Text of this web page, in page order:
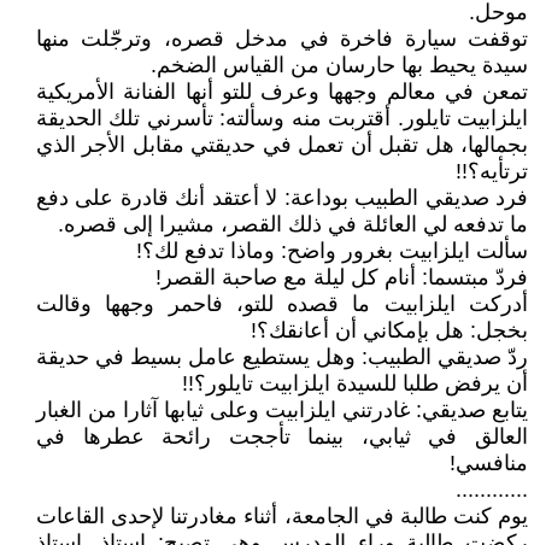
موحل.
توقفت سيارة فاخرة في مدخل قصره، وترجّلت منها
سيدة يحيط بها حارسان من القياس الضخم.
تمعن في معالم وجهها وعرف للتو أنها الفنانة الأمريكية
ايلزابيت تايلور. أقتربت منه وسألته: تأسرني تلك الحديقة
بجمالها، هل تقبل أن تعمل في حديقتي مقابل الأجر الذي
ترتأيه؟!!
فرد صديقي الطبيب بوداعة: لا أعتقد أنك قادرة على دفع
ما تدفعه لي العائلة في ذلك القصر، مشيرا إلى قصره.
سألت ايلزابيت بغرور واضح: وماذا تدفع لك؟!
فردّ مبتسما: أنام كل ليلة مع صاحبة القصر!
أدركت ايلزابيت ما قصده للتو، فاحمر وجهها وقالت
بخجل: هل بإمكاني أن أعانقك؟!
ردّ صديقي الطبيب: وهل يستطيع عامل بسيط في حديقة
أن يرفض طلبا للسيدة ايلزابيت تايلور؟!!
يتابع صديقي: غادرتني ايلزابيت وعلى ثيابها آثارا من الغبار
العالق في ثيابي، بينما تأججت رائحة عطرها في
منافسي!
............
يوم كنت طالبة في الجامعة، أثناء مغادرتنا لإحدى القاعات